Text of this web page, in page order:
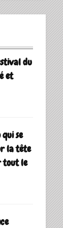
du
et
se
la tête
tout le